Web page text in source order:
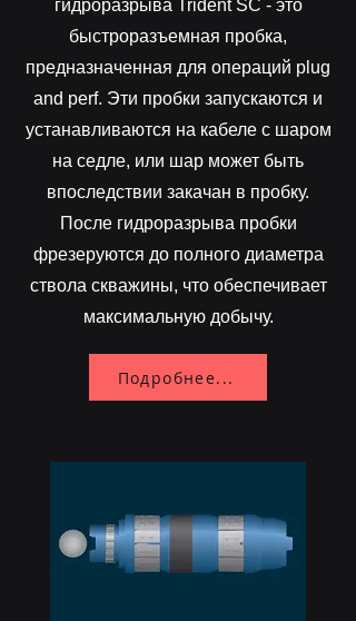
гидроразрыва Trident SC - это
быстроразъемная пробка,
предназначенная для операций plug
and perf. Эти пробки запускаются и
устанавливаются на кабеле с шаром
на седле, или шар может быть
впоследствии закачан в пробку.
После гидроразрыва пробки
фрезеруются до полного диаметра
ствола скважины, что обеспечивает
максимальную добычу.
Подробнее...